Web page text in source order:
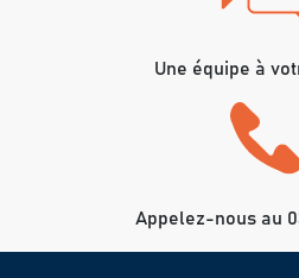
Une équipe à
Appelez-nous au